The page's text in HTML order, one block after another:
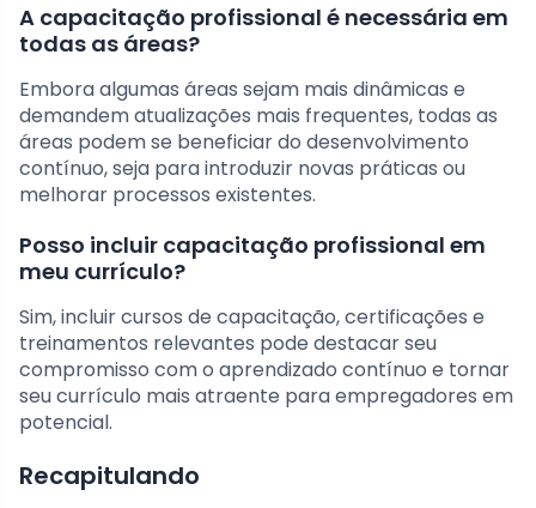
A capacitação profissional é necessária em
todas as áreas?
Embora algumas áreas sejam mais dinâmicas e
demandem atualizações mais frequentes, todas as
áreas podem se beneficiar do desenvolvimento
contínuo, seja para introduzir novas práticas ou
melhorar processos existentes.
Posso incluir capacitação profissional em
meu currículo?
Sim, incluir cursos de capacitação, certificações e
treinamentos relevantes pode destacar seu
compromisso com o aprendizado contínuo e tornar
seu currículo mais atraente para empregadores em
potencial.
Recapitulando